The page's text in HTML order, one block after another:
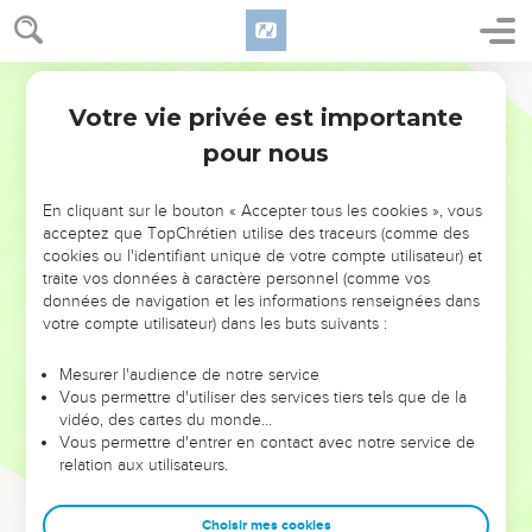
NE MANQUEZ PAS L’ÉVÉNEMENT
DE L’ANNÉE !
ET SI LEURS ERREURS POUVAIENT VOUS ÉVITER LES
VOTRES ?
leur foi ou leur vision. Mais on voit moins les doutes, les erreurs
et les saisons difficiles qu'ils ont traversés, alors même que ce
sont elles qui les ont façonnés.
Dans cette conférence, leaders, entrepreneurs, et responsables
clés pour avancer avec plus de sagesse afin que leurs erreurs
Votre vie privée est importante
pour nous
En cliquant sur le bouton « Accepter tous les cookies », vous
acceptez que TopChrétien utilise des traceurs (comme des
cookies ou l'identifiant unique de votre compte utilisateur) et
traite vos données à caractère personnel (comme vos
données de navigation et les informations renseignées dans
votre compte utilisateur) dans les buts suivants :
Mesurer l'audience de notre service
Vous permettre d'utiliser des services tiers tels que de la
vidéo, des cartes du monde…
Vous permettre d'entrer en contact avec notre service de
relation aux utilisateurs.
Choisir mes cookies